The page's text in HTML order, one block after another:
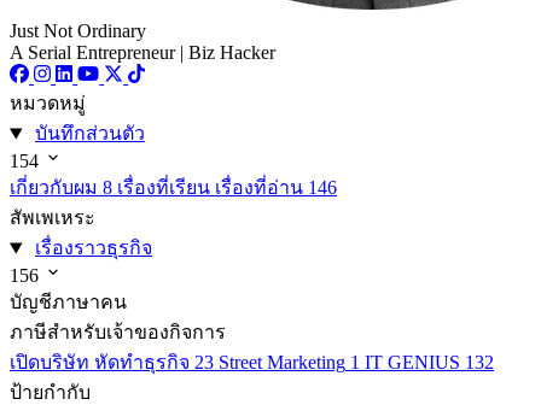
Just Not Ordinary
A Serial Entrepreneur | Biz Hacker
หมวดหมู่
บันทึกส่วนตัว
154
เกี่ยวกับผม 8 เรื่องที่เรียน เรื่องที่อ่าน 146
สัพเพเหระ
เรื่องราวธุรกิจ
156
บัญชีภาษาคน
ภาษีสำหรับเจ้าของกิจการ
เปิดบริษัท หัดทำธุรกิจ 23 Street Marketing 1 IT GENIUS 132
ป้ายกำกับ